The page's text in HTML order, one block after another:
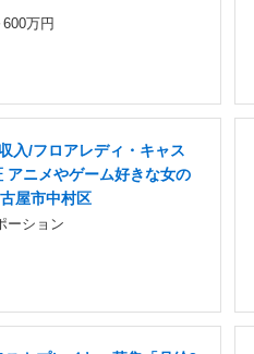
万円
入/フロアレディ・キャス
アニメやゲーム好きな女の
屋市中村区
ーション